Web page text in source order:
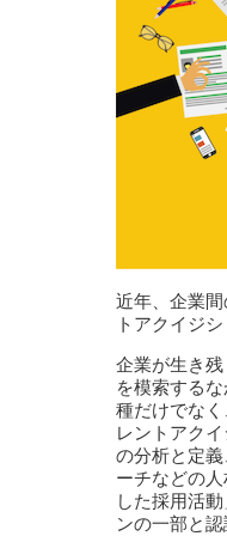
近年、企業
トアクイジ
企業が生き
を模索する
種だけでな
レントアク
の分析と定
ーチなどの
した採用活
ンの一部と認